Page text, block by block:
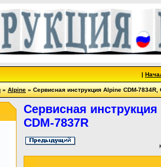
|
»Alpine» Сервисная инструкция Alpine CDM-7834R,
Сервисная
CDM-7837R